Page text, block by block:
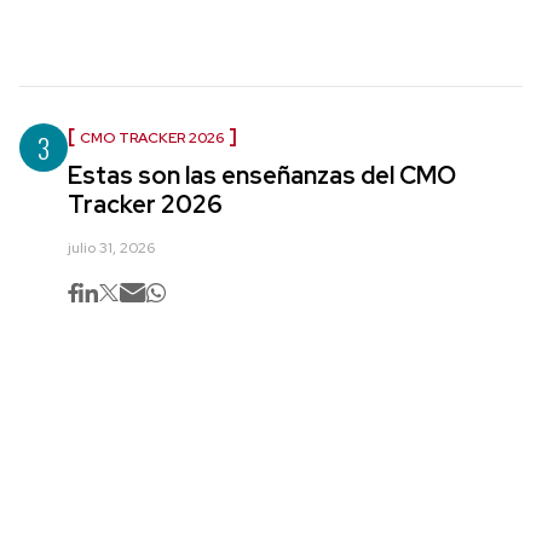
3 CMO TRACKER 2026
Estas son las enseñanzas del CMO
Tracker 2026
julio 31, 2026